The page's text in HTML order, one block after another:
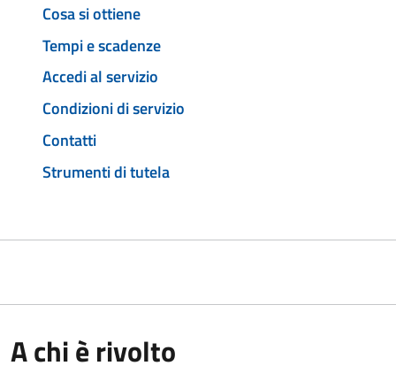
Cosa si ottiene
Tempi e scadenze
Accedi al servizio
Condizioni di servizio
Contatti
Strumenti di tutela
A chi è rivolto